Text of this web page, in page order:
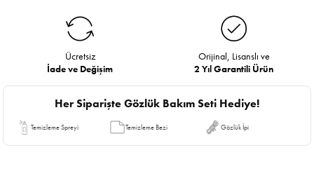
Ücretsiz
İade ve Değişim
Orijinal, Lisanslı ve
2 Yıl Garantili Ürün
Her Siparişte Gözlük Bakım Seti Hediye!
Temizleme Spreyi Temizleme Bezi Gözlük İpi